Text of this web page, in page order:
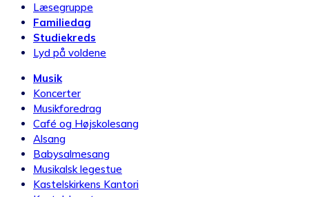
Læsegruppe
Familiedag
Studiekreds
Lyd på voldene
Musik
Koncerter
Musikforedrag
Café og Højskolesang
Alsang
Babysalmesang
Musikalsk legestue
Kastelskirkens Kantori